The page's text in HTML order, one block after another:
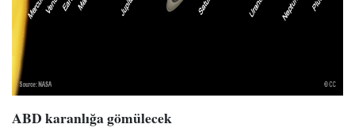
ABD karanlığa gömülecek